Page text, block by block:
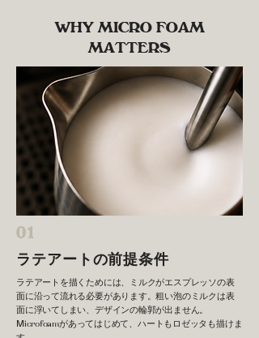
WHY MICRO FOAM
MATTERS
01
ラテアートの前提条件
ラテアートを描くためには、ミルクがエスプレッソの表
面に沿って流れる必要があります。粗い泡のミルクは表
面に浮いてしまい、デザインの輪郭が出ません。
Microfoamがあってはじめて、ハートもロゼッタも描けま